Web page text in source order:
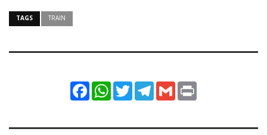
TAGS TRAIN
FacebookWhatsApp
TwitterTelegram
Gmail